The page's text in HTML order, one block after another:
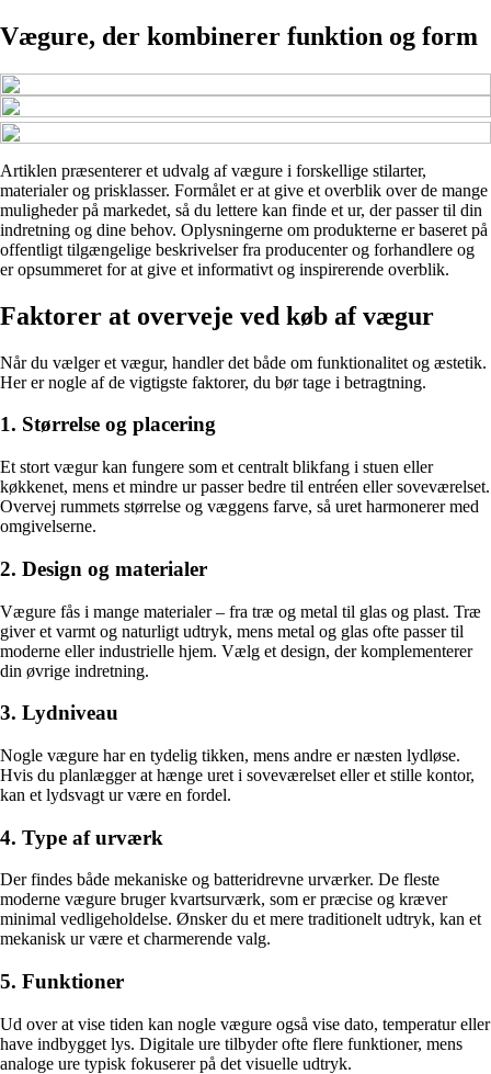
Vægure, der kombinerer funktion og form
Artiklen præsenterer et udvalg af vægure i forskellige stilarter,
materialer og prisklasser. Formålet er at give et overblik over de mange
muligheder på markedet, så du lettere kan finde et ur, der passer til din
indretning og dine behov. Oplysningerne om produkterne er baseret på
offentligt tilgængelige beskrivelser fra producenter og forhandlere og
er opsummeret for at give et informativt og inspirerende overblik.
Faktorer at overveje ved køb af vægur
Når du vælger et vægur, handler det både om funktionalitet og æstetik.
Her er nogle af de vigtigste faktorer, du bør tage i betragtning.
1. Størrelse og placering
Et stort vægur kan fungere som et centralt blikfang i stuen eller
køkkenet, mens et mindre ur passer bedre til entréen eller soveværelset.
Overvej rummets størrelse og væggens farve, så uret harmonerer med
omgivelserne.
2. Design og materialer
Vægure fås i mange materialer – fra træ og metal til glas og plast. Træ
giver et varmt og naturligt udtryk, mens metal og glas ofte passer til
moderne eller industrielle hjem. Vælg et design, der komplementerer
din øvrige indretning.
3. Lydniveau
Nogle vægure har en tydelig tikken, mens andre er næsten lydløse.
Hvis du planlægger at hænge uret i soveværelset eller et stille kontor,
kan et lydsvagt ur være en fordel.
4. Type af urværk
Der findes både mekaniske og batteridrevne urværker. De fleste
moderne vægure bruger kvartsurværk, som er præcise og kræver
minimal vedligeholdelse. Ønsker du et mere traditionelt udtryk, kan et
mekanisk ur være et charmerende valg.
5. Funktioner
Ud over at vise tiden kan nogle vægure også vise dato, temperatur eller
have indbygget lys. Digitale ure tilbyder ofte flere funktioner, mens
analoge ure typisk fokuserer på det visuelle udtryk.